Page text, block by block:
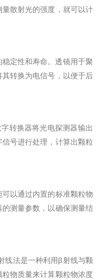
散射光的强度，就可以计
定性和寿命。透镜用于聚
转换为电信号，以便于后
转换器将光电探测器输出
号进行处理，计算出颗粒
以通过内置的标准颗粒物
测量参数，以确保测量结
法是一种利用β射线与颗
物质量来计算颗粒物浓度